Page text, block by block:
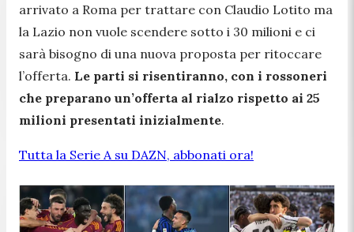
arrivato a Roma per trattare con Claudio Lotito ma
la Lazio non vuole scendere sotto i 30 milioni e ci
sarà bisogno di una nuova proposta per ritoccare
l’offerta. Le parti si risentiranno, con i rossoneri
che preparano un’offerta al rialzo rispetto ai 25
milioni presentati inizialmente.
Tutta la Serie A su DAZN, abbonati ora!